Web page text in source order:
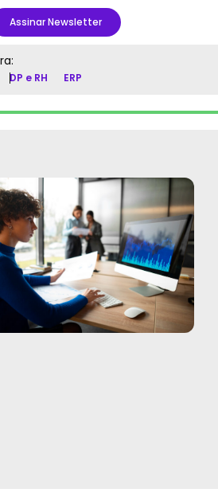
Assinar Newsletter
DP e RH ERP